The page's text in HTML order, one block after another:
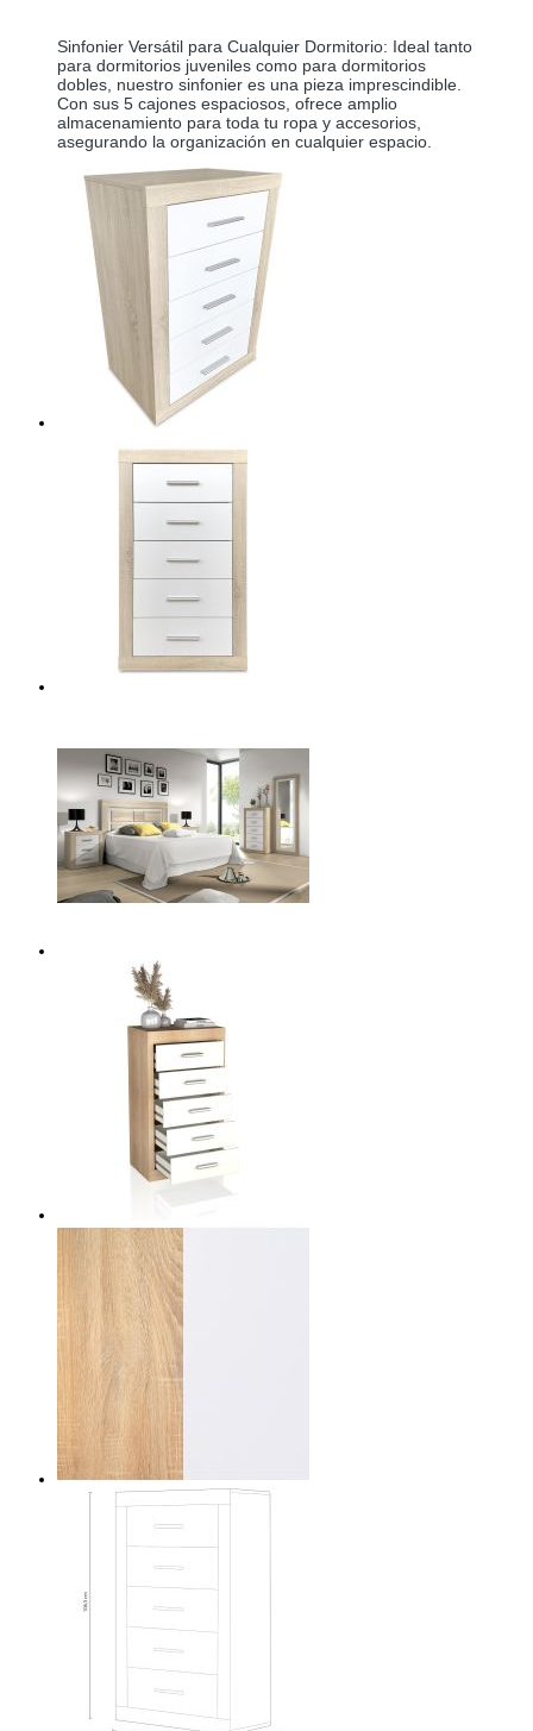
Sinfonier Versátil para Cualquier Dormitorio: Ideal tanto
para dormitorios juveniles como para dormitorios
dobles, nuestro sinfonier es una pieza imprescindible.
Con sus 5 cajones espaciosos, ofrece amplio
almacenamiento para toda tu ropa y accesorios,
asegurando la organización en cualquier espacio.